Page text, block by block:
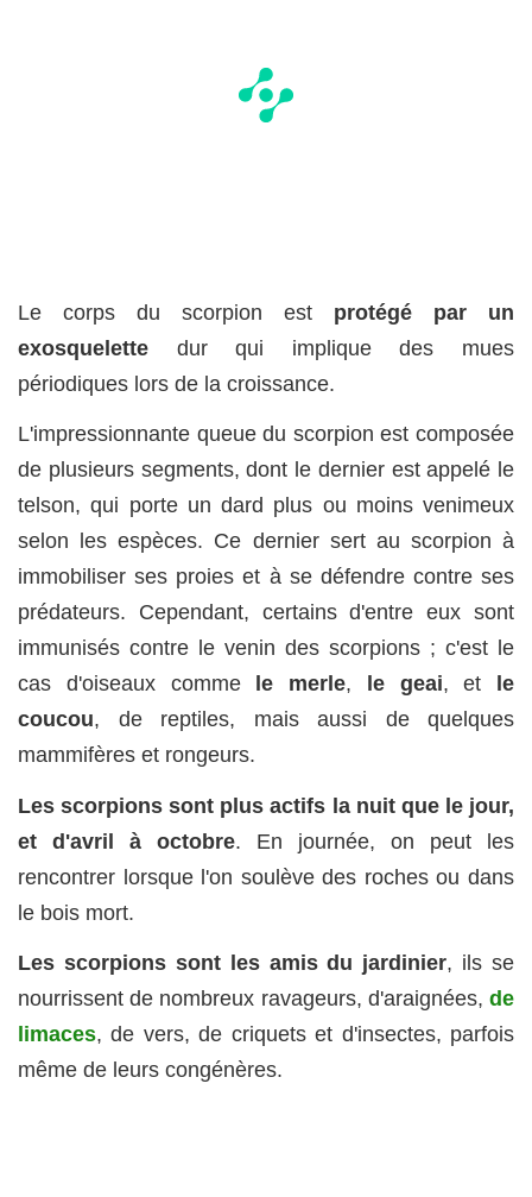
Le corps du scorpion est protégé par un
exosquelette dur qui implique des mues
périodiques lors de la croissance.
L'impressionnante queue du scorpion est composée
de plusieurs segments, dont le dernier est appelé le
telson, qui porte un dard plus ou moins venimeux
selon les espèces. Ce dernier sert au scorpion à
immobiliser ses proies et à se défendre contre ses
prédateurs. Cependant, certains d'entre eux sont
immunisés contre le venin des scorpions ; c'est le
cas d'oiseaux comme
le merle, le geai, et
le
coucou, de reptiles, mais aussi de quelques
mammifères et rongeurs.
Les scorpions sont plus actifs la nuit que le jour,
et d'avril à octobre. En journée, on peut les
rencontrer lorsque l'on soulève des roches ou dans
le bois mort.
Les scorpions sont les amis du jardinier, ils se
nourrissent de nombreux ravageurs, d'araignées, de
limaces, de vers, de criquets et d'insectes, parfois
même de leurs congénères.